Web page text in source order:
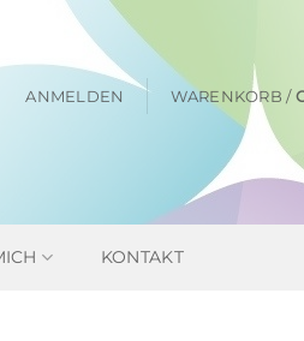
ANMELDEN WARENKORB /
KONTAKT